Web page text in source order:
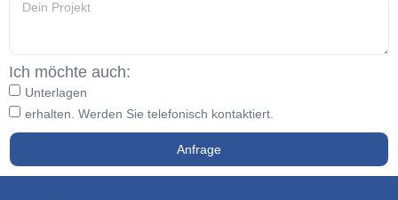
Ich möchte auch:
Unterlagen
erhalten. Werden Sie telefonisch kontaktiert.
Anfrage